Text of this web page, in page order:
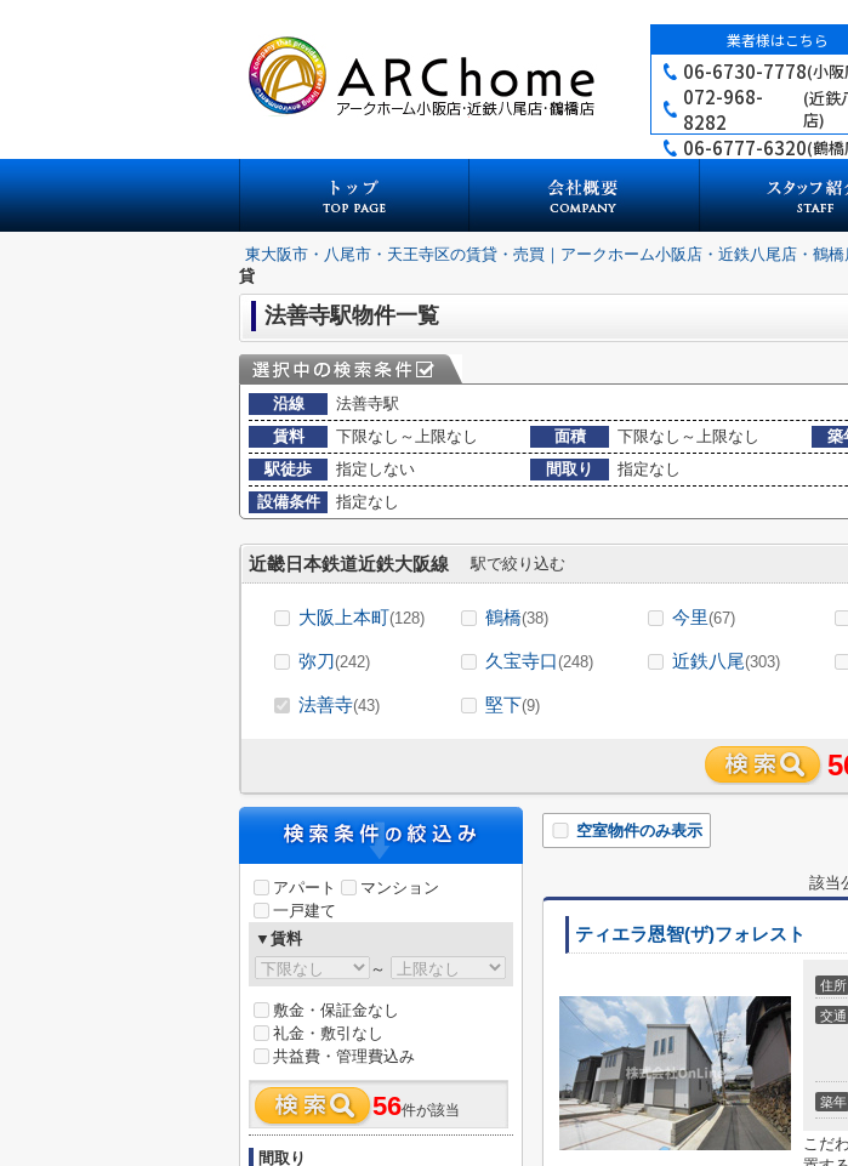
業者様はこちら
06-6730-7778(小
072-968-
8282
(近鉄
店)
06-6777-6320(鶴
東大阪市・八尾市・天王寺区の賃貸・売買｜アークホーム小阪店・近鉄八尾店・鶴橋
貸
法善寺駅物件一覧
沿線
法善寺駅
賃料
下限なし～上限なし 面積 下限なし～上限なし 築
駅徒歩
指定しない 間取り
指定なし
設備条件
指定なし
近畿日本鉄道近鉄大阪線 駅で絞り込む
大阪上本町(128) 鶴橋(38) 今里(67)
弥刀(242) 久宝寺口(248) 近鉄八尾(303)
法善寺(43) 堅下(9)
空室物件のみ表示
該当
ティエラ恩智(ザ)フォレスト
住所
交通
築年
こだ
アパート
マンション
一戸建て
▼賃料
～
敷金・保証金なし
礼金・敷引なし
共益費・管理費込み
56件が該当
間取り